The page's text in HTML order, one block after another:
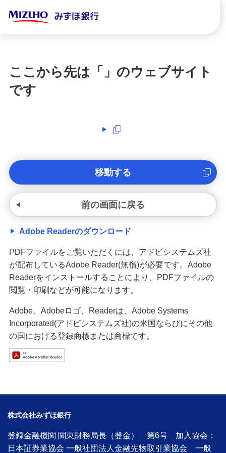
ここから先は「 」のウェブサイト
です
移動する
前の画面に戻る
Adobe Readerのダウンロード
PDFファイルをご覧いただくには、アドビシステムズ社
が配布しているAdobe Reader(無償)が必要です。Adobe
Readerをインストールすることにより、PDFファイルの
閲覧・印刷などが可能になります。
Adobe、Adobeロゴ、Readerは、Adobe Systems
Incorporated(アドビシステムズ社)の米国ならびにその他
の国における登録商標または商標です。
株式会社みずほ銀行
登録金融機関 関東財務局長（登金） 第6号 加入協会：
日本証券業協会 一般社団法人金融先物取引業協会 一般